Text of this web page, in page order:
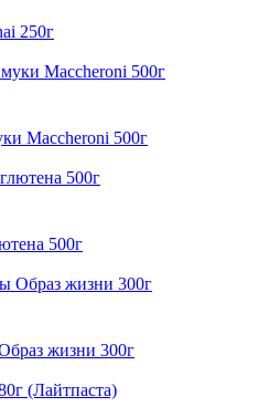
250г
Maccheroni 500г
500г
жизни 300г